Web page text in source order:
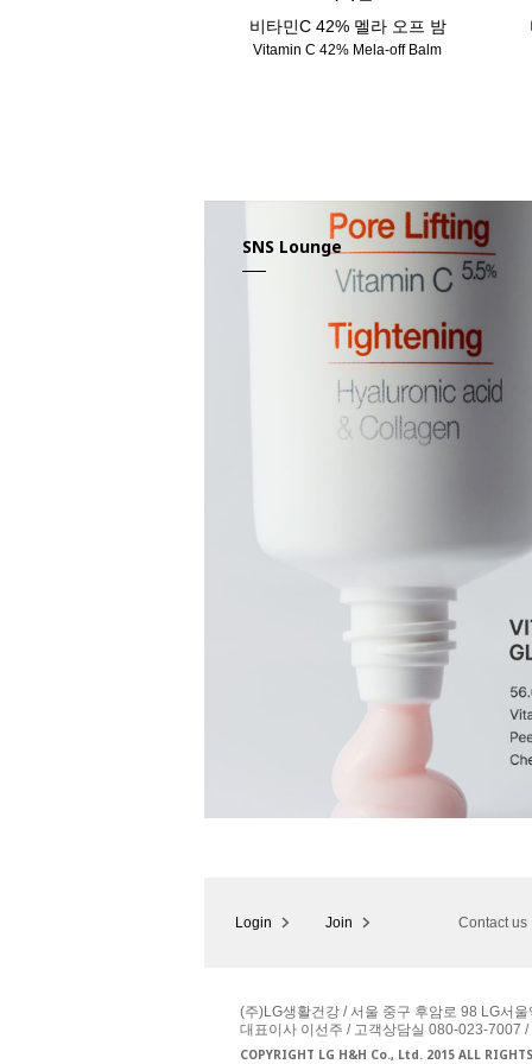
비타민C 42% 멜라 오프 밤
Vitamin C 42% Mela-off Balm
SNS Lounge
Login Join Contact us
(주)LG생활건강 / 서울 중구 후암로 98 LG서
대표이사 이선주 / 고객상담실 080-023-7007
COPYRIGHT LG H&H Co., Ltd. 2015 ALL RIGHTS